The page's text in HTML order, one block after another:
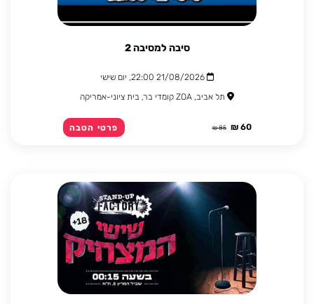
סיבה למסיבה 2
21/08/2026 22:00, יום שישי
תל אביב, ZOA קומדי בר, בית ציוני-אמריקה
60 ₪
85 ₪ פרטי הטבה